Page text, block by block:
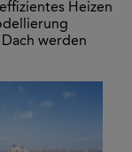
Heizen
werden